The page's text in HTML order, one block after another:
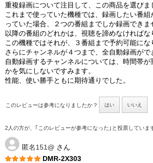
重複録画について注目して、この商品を選びま
これまで使っていた機種では、録画したい番
っていた場合、２つの番組までしか録画できま
以降の番組のどれかは、視聴を諦めなければな
この機種ではそれが、３番組まで予約可能にな
さらにチャンネルが４つまで、全自動録画が
自動録画するチャンネルについては、時間帯が
かを気にしないですみます。
性能、使い勝手ともに期待通りでした。
このレビューは参考になりましたか？ はい いいえ
2人の方が、｢このレビューが参考になった｣と投票していま
匿名151@ さん
DMR-2X303